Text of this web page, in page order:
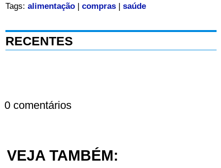
Tags: alimentação| compras| saúde
RECENTES
0 comentários
VEJA TAMBÉM: